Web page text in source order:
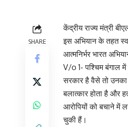
SHARE
केंद्रीय राज्य मंत्री
इस अभियान के तहत
आत्मनिर्भर भारत
V/o 1- पश्चिम बंगाल में
सरकार है वैसे तो
बलात्कार होता है और
आरोपियों को बचाने में
चुकी हैं।